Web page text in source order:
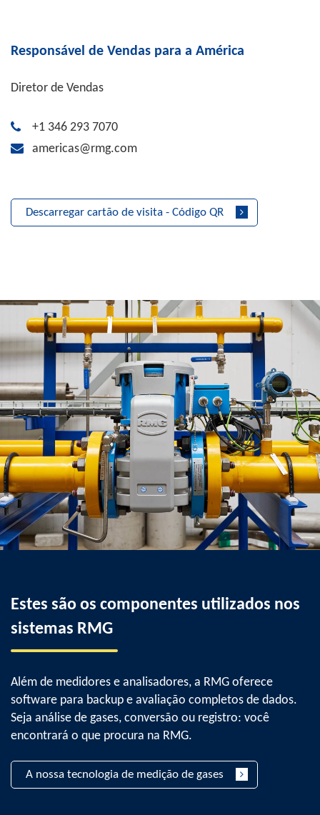
Responsável de Vendas para a América
Diretor de Vendas
+1 346 293 7070
americas@rmg.com
Descarregar cartão de visita - Código QR
Estes são os componentes utilizados nos
sistemas RMG
Além de medidores e analisadores, a RMG oferece
software para backup e avaliação completos de dados.
Seja análise de gases, conversão ou registro: você
encontrará o que procura na RMG.
A nossa tecnologia de medição de gases